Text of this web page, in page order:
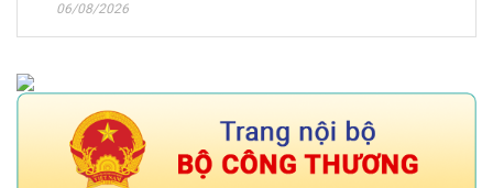
Báo cáo tình hình KINH TẾ - XÃ HỘI THÁNG 7 và 7